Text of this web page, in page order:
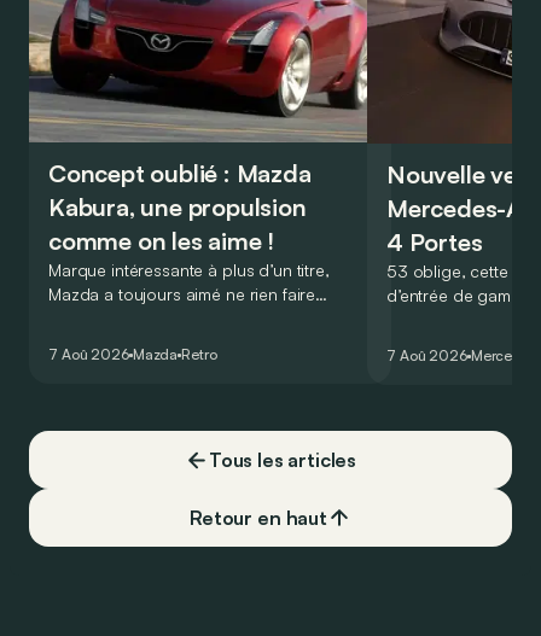
Concept oublié : Mazda
Kabura, une propulsion
comme on les aime !
Marque intéressante à plus d’un titre,
Mazda a toujours aimé ne rien faire
de la plus belle des manières…
7 Aoû 2026 Mazda Retro
Nouvelle
Mercedes-
4 Portes
53 oblige, cette
d’entrée de
moins…
7 Aoû 2026 Mercedes
Tous les articles
Retour en haut